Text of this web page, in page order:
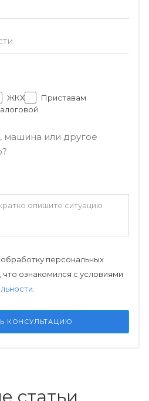
ЖКХ
Приставам
машина или другое
обработку персональных
ознакомился с условиями
КОНСУЛЬТАЦИЮ
статьи